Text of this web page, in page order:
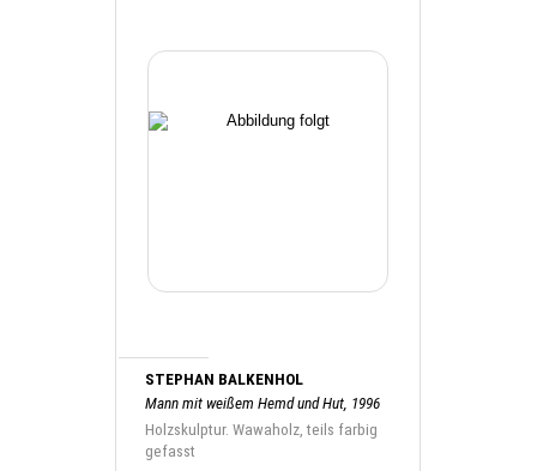
STEPHAN BALKENHOL
Mann mit weißem Hemd und Hut, 1996
Holzskulptur. Wawaholz, teils farbig
gefasst